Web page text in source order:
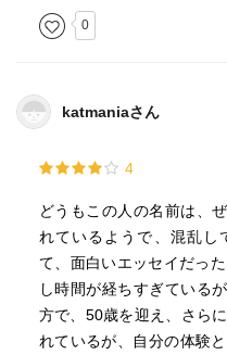
0
katmaniaさん
4
どうもこの人の名前は、
れているようで、混乱し
て、面白いエッセイだっ
し時間が経ちすぎている
方で、50歳を迎え、さら
れているが、自分の体験